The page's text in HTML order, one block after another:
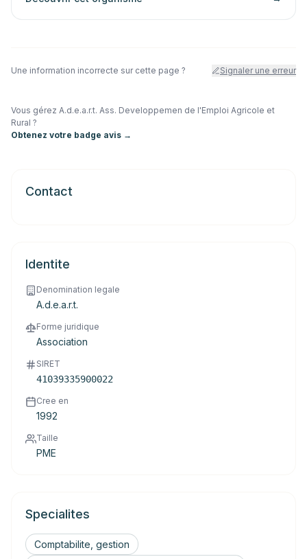
Une information incorrecte sur cette page ? Signaler une erreur
Vous gérez A.d.e.a.r.t. Ass. Developpemen de l'Emploi Agricole et
Rural ?
Obtenez votre badge avis →
Contact
Identite
Denomination legale
A.d.e.a.r.t.
Forme juridique
Association
SIRET
41039335900022
Cree en
1992
Taille
PME
Specialites
Comptabilite, gestion